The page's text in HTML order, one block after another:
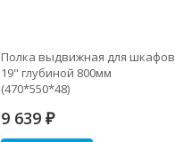
Полка выдвижная для шкафов
19" глубиной 800мм
(470*550*48)
9 639 ₽